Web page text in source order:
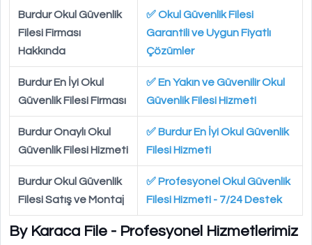
By Karaca File - Profesyonel Hizmetlerimiz
Burdur Okul Güvenlik
Filesi Firması
Hakkında
✅ Okul Güvenlik Filesi
Garantili ve Uygun Fiyatlı
Çözümler
Burdur En İyi Okul
Güvenlik Filesi Firması
✅ En Yakın ve Güvenilir Okul
Güvenlik Filesi Hizmeti
Burdur Onaylı Okul
Güvenlik Filesi Hizmeti
✅ Burdur En İyi Okul Güvenlik
Filesi Hizmeti
Burdur Okul Güvenlik
Filesi Satış ve Montaj
✅ Profesyonel Okul Güvenlik
Filesi Hizmeti - 7/24 Destek